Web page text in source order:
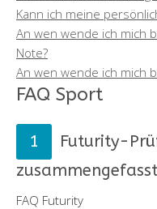
Kann ich meine
An wen wende ich mich
Note?
An wen wende ich mich
FAQ Sport
Futurity-
zusammengefasst
FAQ Futurity